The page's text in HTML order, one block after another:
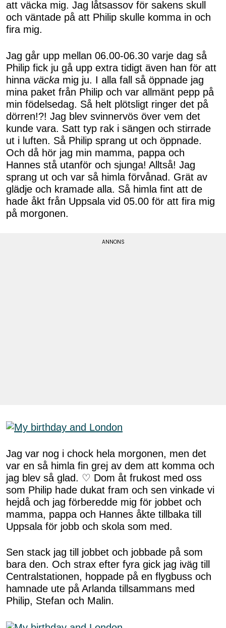
att väcka mig. Jag låtsassov för sakens skull
och väntade på att Philip skulle komma in och
fira mig.
Jag går upp mellan 06.00-06.30 varje dag så
Philip fick ju gå upp extra tidigt även han för att
hinna väcka mig ju. I alla fall så öppnade jag
mina paket från Philip och var allmänt pepp på
min födelsedag. Så helt plötsligt ringer det på
dörren!?! Jag blev svinnervös över vem det
kunde vara. Satt typ rak i sängen och stirrade
ut i luften. Så Philip sprang ut och öppnade.
Och då hör jag min mamma, pappa och
Hannes stå utanför och sjunga! Alltså! Jag
sprang ut och var så himla förvånad. Grät av
glädje och kramade alla. Så himla fint att de
hade åkt från Uppsala vid 05.00 för att fira mig
på morgonen.
Jag var nog i chock hela morgonen, men det
var en så himla fin grej av dem att komma och
jag blev så glad. ♡ Dom åt frukost med oss
som Philip hade dukat fram och sen vinkade vi
hejdå och jag förberedde mig för jobbet och
mamma, pappa och Hannes åkte tillbaka till
Uppsala för jobb och skola som med.
Sen stack jag till jobbet och jobbade på som
bara den. Och strax efter fyra gick jag iväg till
Centralstationen, hoppade på en flygbuss och
hamnade ute på Arlanda tillsammans med
Philip, Stefan och Malin.